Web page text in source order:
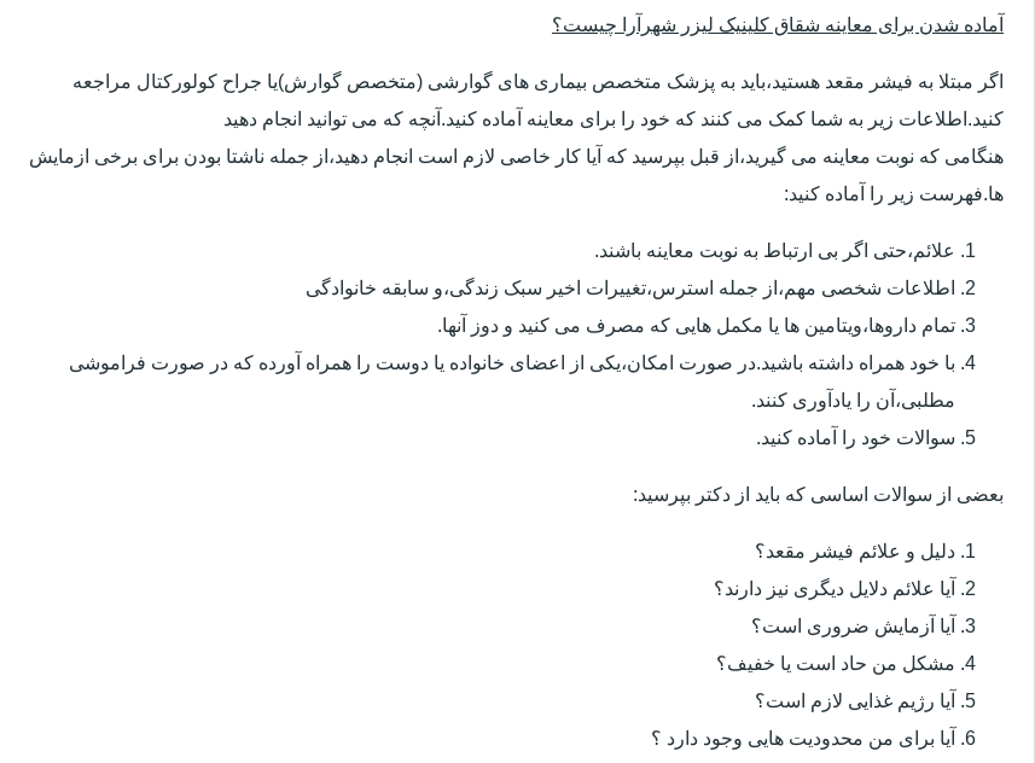
آماده شدن برای معاینه شقاق کلینیک لیزر شهرآرا چیست؟
اگر مبتلا به فیشر مقعد هستید،باید به پزشک متخصص بیماری های گوارشی (متخصص گوارش)یا جراح کولورکتال مراجعه
کنید.اطلاعات زیر به شما کمک می کنند که خود را برای معاینه آماده کنید.آنچه که می توانید انجام دهید
هنگامی که نوبت معاینه می گیرید،از قبل بپرسید که آیا کار خاصی لازم است انجام دهید،از جمله ناشتا بودن برای برخی ازمایش
ها.فهرست زیر را آماده کنید:
علائم،حتی اگر بی ارتباط به نوبت معاینه باشند.
اطلاعات شخصی مهم،از جمله استرس،تغییرات اخیر سبک زندگی،و سابقه خانوادگی
تمام داروها،ویتامین ها یا مکمل هایی که مصرف می کنید و دوز آنها.
با خود همراه داشته باشید.در صورت امکان،یکی از اعضای خانواده یا دوست را همراه آورده که در صورت فراموشی
مطلبی،آن را یادآوری کنند.
سوالات خود را آماده کنید.
بعضی از سوالات اساسی که باید از دکتر بپرسید:
دلیل و علائم فیشر مقعد؟
آیا علائم دلایل دیگری نیز دارند؟
آیا آزمایش ضروری است؟
مشکل من حاد است یا خفیف؟
آیا رژیم غذایی لازم است؟
آیا برای من محدودیت هایی وجود دارد ؟